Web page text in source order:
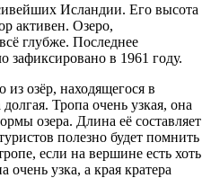
Исландии. Его высота
активен. Озеро,
глубже. Последнее
зафиксировано в 1961 году.
озёр, находящегося в
Тропа очень узкая, она
озера. Длина её составляет
полезно будет помнить
если на вершине есть хоть
узка, а края кратера